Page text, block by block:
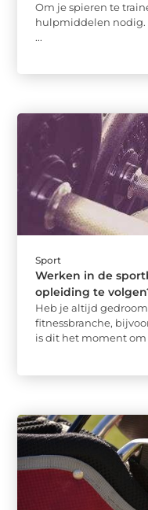
Om je spieren te
hulpmiddelen nodig.
...
Sport
Werken in de
opleiding te
Heb je altijd
fitnessbranche,
is dit het moment om